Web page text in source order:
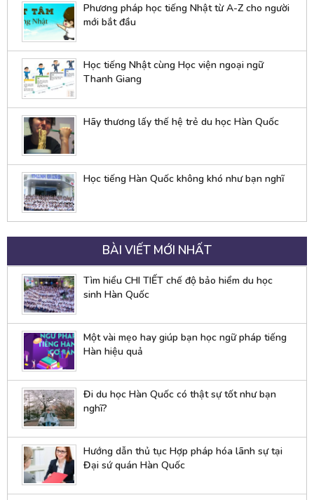
Phương pháp học tiếng Nhật từ A-Z cho người
mới bắt đầu
Học tiếng Nhật cùng Học viện ngoại ngữ
Thanh Giang
Hãy thương lấy thế hệ trẻ du học Hàn Quốc
Học tiếng Hàn Quốc không khó như bạn nghĩ
BÀI VIẾT MỚI NHẤT
Tìm hiểu CHI TIẾT chế độ bảo hiểm du học
sinh Hàn Quốc
Một vài mẹo hay giúp bạn học ngữ pháp tiếng
Hàn hiệu quả
Đi du học Hàn Quốc có thật sự tốt như bạn
nghĩ?
Hướng dẫn thủ tục Hợp pháp hóa lãnh sự tại
Đại sứ quán Hàn Quốc